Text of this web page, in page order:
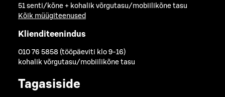
51 senti/kõne + kohalik võrgutasu/mobiilikõne tasu
Kõik müügiteenused
Klienditeenindus
010 76 5858 (tööpäeviti klo 9-16)
kohalik võrgutasu/mobiilikõne tasu
Tagasiside